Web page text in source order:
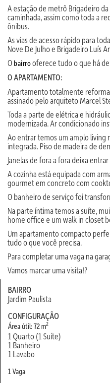
A estação de metrô Brigadeiro
caminhada, assim como toda a
ônibus.
As vias de acesso rápido para
Nove De Julho e Brigadeiro Luís
Obairrooferece tudo o que há
O APARTAMENTO:
Apartamento totalmente
assinado pelo arquiteto Marcel
Toda a parte de elétrica e
modernizada. Ar condicionado
Ao entrar temos um amplo living
integrada. Piso de madeira de
Janelas de fora a fora deixa
A cozinha está equipada com
gourmet em concreto com
O banheiro de serviço foi
Na parte íntima temos a suíte,
home office e um walk in closet
Um apartamento compacto
tudo o que você precisa.
Para completar uma vaga na
Vamos marcar uma visita!?
BAIRRO
Jardim Paulista
CONFIGURAÇÃO
Área útil: 72 m2
1 Quarto (1 Suíte)
1 Banheiro
1 Lavabo
1 Vaga